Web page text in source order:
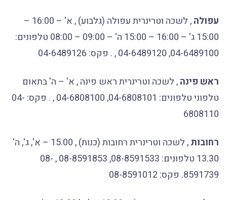
עפולה
, לשכה וטרינרית עפולה (גלבוע) , א' – 16:00 –
15:00 ג' – 16:00 – 15:00 ה' – 09:00 – 08:00 טלפונים:
04-6489100, 04-6489120 , . פקס: 04-6489126
ראש פינה, לשכה וטרינרית ראש פינה , א' – ה' בתאום
טלפוני טלפונים: 04-6808101, 04-6808100 , . פקס: 04-
6808110
רחובות
, לשכה וטרינרית רחובות (כנות) , 15.00 – א', ג', ה'
13.30 טלפונים: 08-8591533, 08-8591853 , 08-
8591739. פקס: 08-8591012